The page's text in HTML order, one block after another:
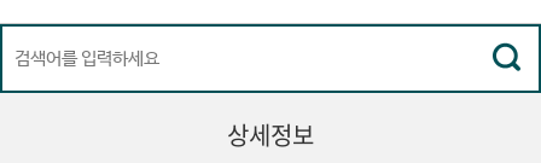
t
)
상세정보